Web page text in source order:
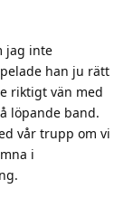
jag inte
han ju rätt
riktigt vän med
löpande band.
vår trupp om vi
i